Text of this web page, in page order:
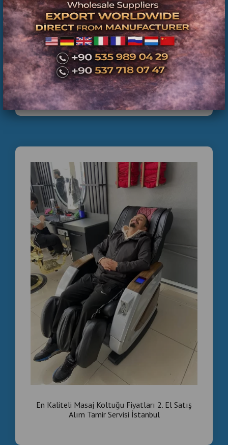
Ticari Masaj Koltuğu Tamir Servisi İstanbul
En Kaliteli Masaj Koltuğu Fiyatları 2. El Satış
Alım Tamir Servisi İstanbul